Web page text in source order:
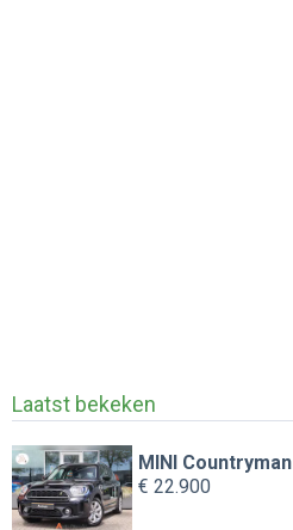
Laatst bekeken
MINI Countryman
€ 22.900